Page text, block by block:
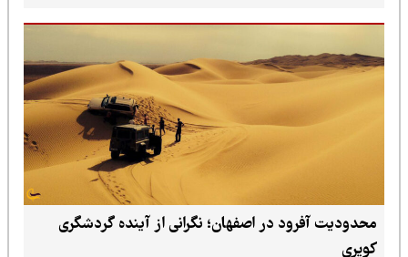
محدودیت آفرود در اصفهان؛ نگرانی از آینده گردشگری
کویری